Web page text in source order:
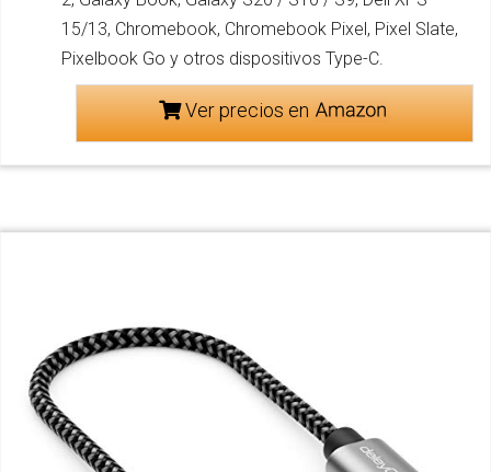
15/13, Chromebook, Chromebook Pixel, Pixel Slate,
Pixelbook Go y otros dispositivos Type-C.
Ver precios en